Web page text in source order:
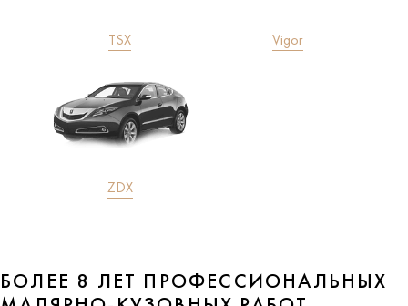
TSX Vigor
ZDX
БОЛЕЕ 8 ЛЕТ ПРОФЕССИОНАЛЬНЫХ